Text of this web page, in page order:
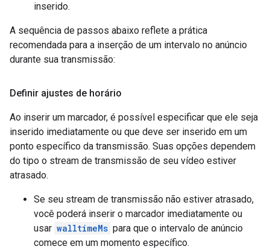
inserido.
A sequência de passos abaixo reflete a prática
recomendada para a inserção de um intervalo no anúncio
durante sua transmissão:
Definir ajustes de horário
Ao inserir um marcador, é possível especificar que ele seja
inserido imediatamente ou que deve ser inserido em um
ponto específico da transmissão. Suas opções dependem
do tipo o stream de transmissão de seu vídeo estiver
atrasado.
Se seu stream de transmissão não estiver atrasado,
você poderá inserir o marcador imediatamente ou
usar walltimeMs para que o intervalo de anúncio
comece em um momento específico.